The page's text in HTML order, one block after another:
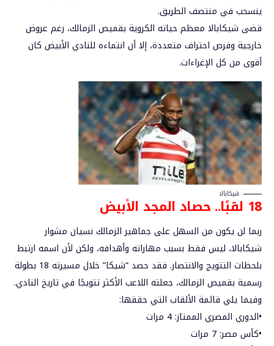
ينسحب في منتصف الطريق.
قضى شيكابالا معظم حياته الكروية بقميص الزمالك، رغم عروض
خارجية وفرص احتراف متعددة، إلا أن انتماءه للنادي الأبيض كان
أقوى من كل الإغراءات.
شيكابالا
18 لقبًا.. حصاد المجد الأبيض
ربما لن يكون من السهل على جماهير الزمالك نسيان مشوار
شيكابالا، ليس فقط بسبب مهاراته وأهدافه، ولكن لأن اسمه ارتبط
بلحظات التتويج والانتصار. فقد حصد “شيكا” خلال مسيرته
18 بطولة
رسمية بقميص الزمالك، جعلته اللاعب الأكثر تتويجًا في تاريخ النادي.
وفيما يلي قائمة الألقاب التي حققها:
•الدوري المصري الممتاز: 4 مرات
•كأس مصر: 7 مرات